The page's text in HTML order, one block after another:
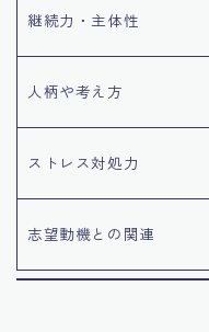
継続力・主体性
人柄や考え方
ストレス対処力
志望動機との関連